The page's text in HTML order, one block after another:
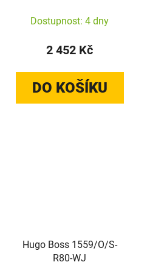
Dostupnost: 4 dny
2 452 Kč
DO KOŠÍKU
Hugo Boss 1559/O/S-
R80-WJ